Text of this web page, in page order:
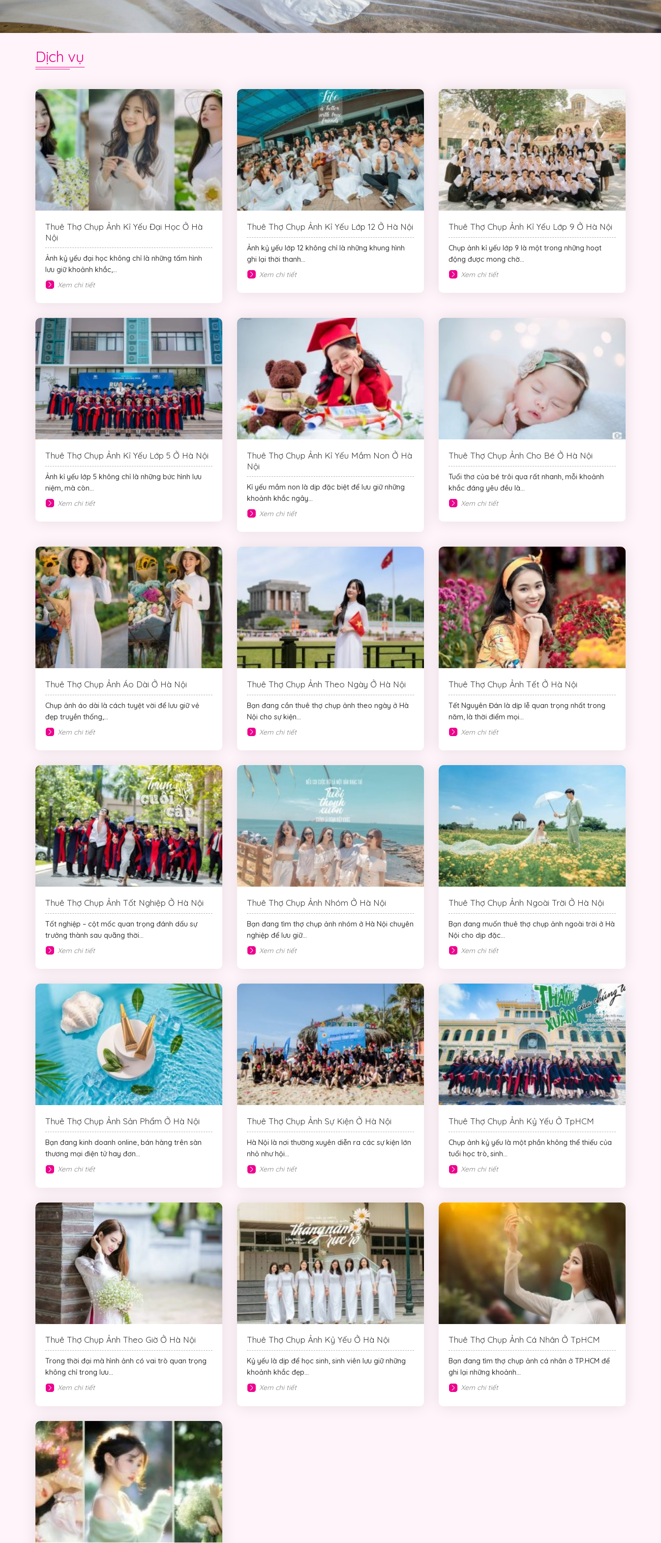
Dịch vụ
Thuê Thợ Chụp Ảnh Kỉ Yếu Đại Học Ở Hà
Nội
Ảnh kỷ yếu đại học không chỉ là những tấm hình
lưu giữ khoảnh khắc,...
Xem chi tiết
Thuê Thợ Chụp Ảnh Kỉ Yếu Lớp 12 Ở Hà Nội
Ảnh kỷ yếu lớp 12 không chỉ là những khung hình
ghi lại thời thanh...
Xem chi tiết
Thuê Thợ Chụp Ảnh Kỉ Yếu Lớp 9 Ở Hà Nội
Chụp ảnh kỉ yếu lớp 9 là một trong những hoạt
động được mong chờ...
Xem chi tiết
Thuê Thợ Chụp Ảnh Kỉ Yếu Lớp 5 Ở Hà Nội
Ảnh kỉ yếu lớp 5 không chỉ là những bức hình lưu
niệm, mà còn...
Xem chi tiết
Thuê Thợ Chụp Ảnh Kỉ Yếu Mầm Non Ở Hà
Nội
Kỉ yếu mầm non là dịp đặc biệt để lưu giữ những
khoảnh khắc ngây...
Xem chi tiết
Thuê Thợ Chụp Ảnh Cho Bé Ở Hà Nội
Tuổi thơ của bé trôi qua rất nhanh, mỗi khoảnh
khắc đáng yêu đều là...
Xem chi tiết
Thuê Thợ Chụp Ảnh Áo Dài Ở Hà Nội
Chụp ảnh áo dài là cách tuyệt vời để lưu giữ vẻ
đẹp truyền thống,...
Xem chi tiết
Thuê Thợ Chụp Ảnh Theo Ngày Ở Hà Nội
Bạn đang cần thuê thợ chụp ảnh theo ngày ở Hà
Nội cho sự kiện...
Xem chi tiết
Thuê Thợ Chụp Ảnh Tết Ở Hà Nội
Tết Nguyên Đán là dịp lễ quan trọng nhất trong
năm, là thời điểm mọi...
Xem chi tiết
Thuê Thợ Chụp Ảnh Tốt Nghiệp Ở Hà Nội
Tốt nghiệp – cột mốc quan trọng đánh dấu sự
trưởng thành sau quãng thời...
Xem chi tiết
Thuê Thợ Chụp Ảnh Nhóm Ở Hà Nội
Bạn đang tìm thợ chụp ảnh nhóm ở Hà Nội chuyên
nghiệp để lưu giữ...
Xem chi tiết
Thuê Thợ Chụp Ảnh Ngoài Trời Ở Hà Nội
Bạn đang muốn thuê thợ chụp ảnh ngoài trời ở Hà
Nội cho dịp đặc...
Xem chi tiết
Thuê Thợ Chụp Ảnh Sản Phẩm Ở Hà Nội
Bạn đang kinh doanh online, bán hàng trên sàn
thương mại điện tử hay đơn...
Xem chi tiết
Thuê Thợ Chụp Ảnh Sự Kiện Ở Hà Nội
Hà Nội là nơi thường xuyên diễn ra các sự kiện lớn
nhỏ như hội...
Xem chi tiết
Thuê Thợ Chụp Ảnh Kỷ Yếu Ở TpHCM
Chụp ảnh kỷ yếu là một phần không thể thiếu của
tuổi học trò, sinh...
Xem chi tiết
Thuê Thợ Chụp Ảnh Theo Giờ Ở Hà Nội
Trong thời đại mà hình ảnh có vai trò quan trọng
không chỉ trong lưu...
Xem chi tiết
Thuê Thợ Chụp Ảnh Kỷ Yếu Ở Hà Nội
Kỷ yếu là dịp để học sinh, sinh viên lưu giữ những
khoảnh khắc đẹp...
Xem chi tiết
Thuê Thợ Chụp Ảnh Cá Nhân Ở TpHCM
Bạn đang tìm thợ chụp ảnh cá nhân ở TP.HCM để
ghi lại những khoảnh...
Xem chi tiết